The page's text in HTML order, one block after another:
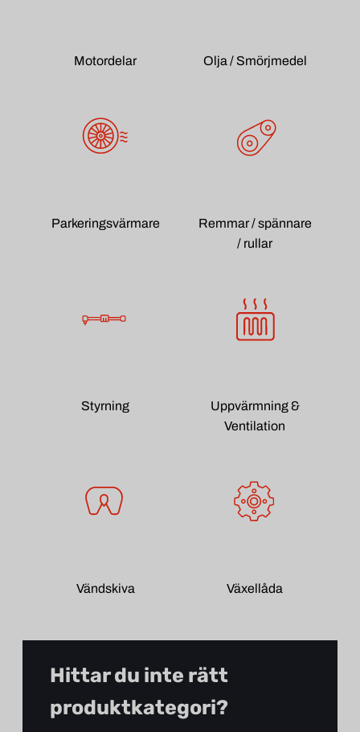
Motordelar Olja / Smörjmedel
Parkeringsvärmare
Remmar / spännare
/ rullar
Styrning
Uppvärmning &
Ventilation
Vändskiva Växellåda
Hittar du inte rätt
produktkategori?